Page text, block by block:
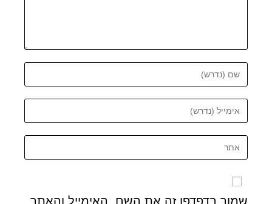
שמור בדפדפן זה את השם, האימייל והאתר